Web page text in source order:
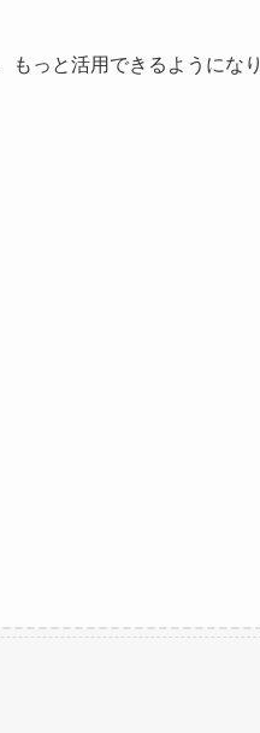
もっと活用できるようになり